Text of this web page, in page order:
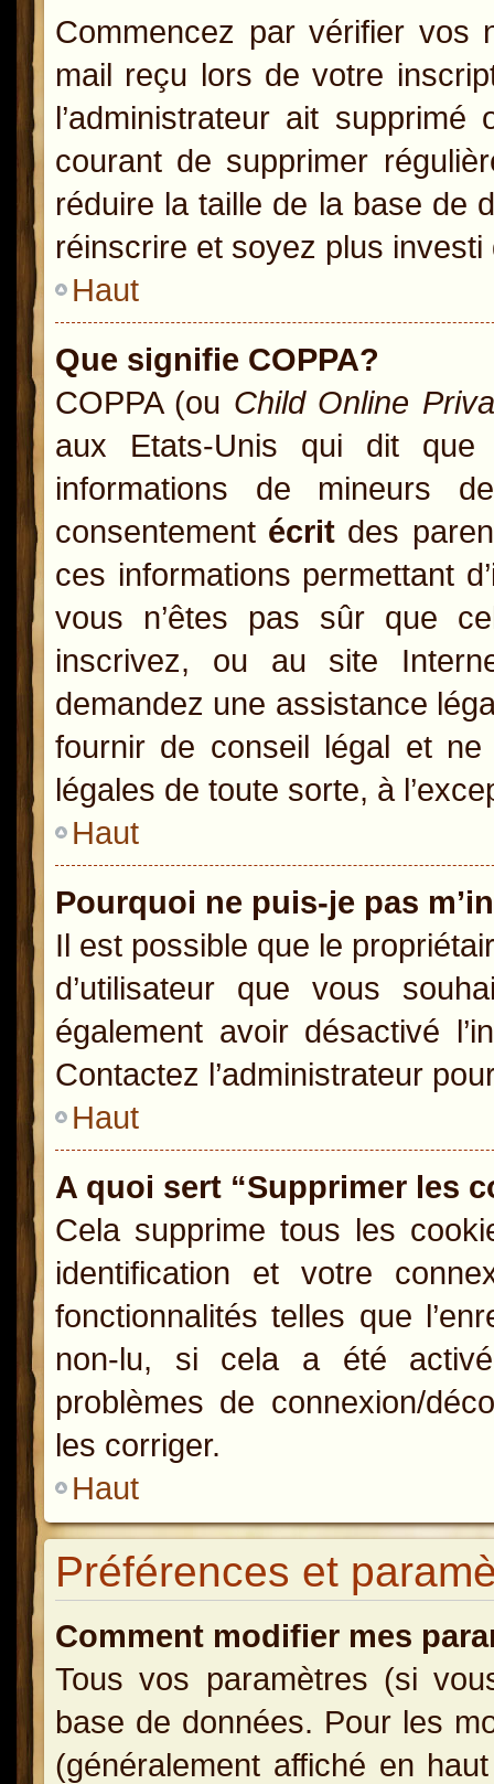
Commencez par vérifier vos
mail reçu lors de votre
l’administrateur ait
courant de supprimer
réduire la taille de la base de
réinscrire et soyez plus
Haut
Que signifie COPPA?
COPPA (ou Child Online
aux Etats-Unis qui dit que
informations de mineurs
consentement écrit des
ces informations permettant
vous n’êtes pas sûr que
inscrivez, ou au site
demandez une assistance
fournir de conseil légal et
légales de toute sorte, à
Haut
Pourquoi ne puis-je pas
Il est possible que le
d’utilisateur que vous
également avoir désactivé
Contactez l’administrateur
Haut
A quoi sert “Supprimer les
Cela supprime tous les
identification et votre
fonctionnalités telles que
non-lu, si cela a été
problèmes de connexion/
les corriger.
Haut
Préférences et
Comment modifier mes
Tous vos paramètres (si
base de données. Pour les
(généralement affiché en